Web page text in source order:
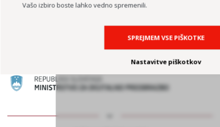
KREATIVNOST BREZ MEJA
Vašo izbiro boste lahko vedno spremenili.
SPREJMEM VSE PIŠKOTKE
Nastavitve piškotkov